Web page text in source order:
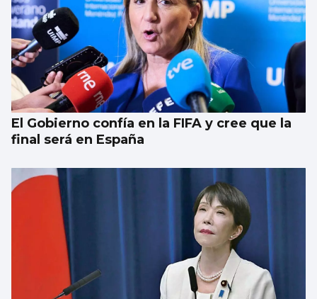
BALONCESTO
Sandra Martínez guía a España a
semifinales
El Gobierno confía en la FIFA y cree que la
final será en España